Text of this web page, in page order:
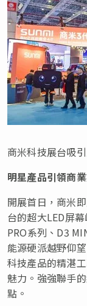
商米科技展台吸
明星產品引領商
開展首日，商米
台的超大LED屏
PRO系列、D3
能源硬派越野仰
科技產品的精湛
魅力。強強聯手
點。